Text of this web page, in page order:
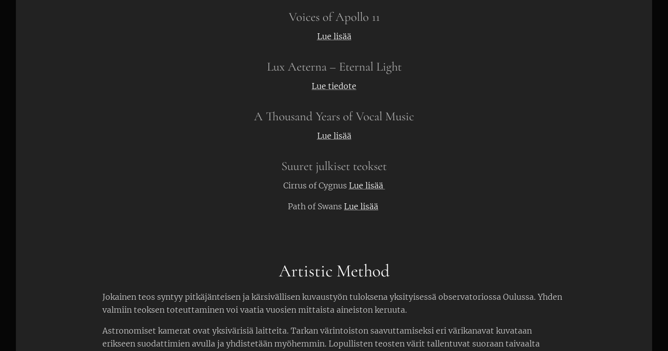
Voices of Apollo 11
Lue lisää
Lux Aeterna – Eternal Light
Lue tiedote
A Thousand Years of Vocal Music
Lue lisää
Suuret julkiset teokset
Cirrus of Cygnus Lue lisää
Path of Swans Lue lisää
Artistic Method
Jokainen teos syntyy pitkäjänteisen ja kärsivällisen kuvaustyön tuloksena yksityisessä observatoriossa Oulussa. Yhden
valmiin teoksen toteuttaminen voi vaatia vuosien mittaista aineiston keruuta.
Astronomiset kamerat ovat yksivärisiä laitteita. Tarkan värintoiston saavuttamiseksi eri värikanavat kuvataan
erikseen suodattimien avulla ja yhdistetään myöhemmin. Lopullisten teosten värit tallentuvat suoraan taivaalta